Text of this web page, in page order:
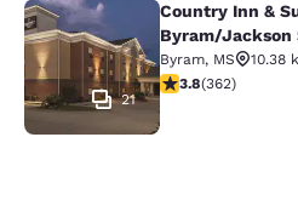
Country Inn &
21
Country Inn &
Byram/Jackson
Byram, MS
10.38
calificación de 3.76
3.8(362)